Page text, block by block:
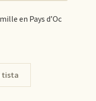
en Pays d’Oc
tista